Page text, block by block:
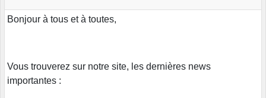
Bonjour à tous et à toutes,
Vous trouverez sur notre site, les dernières news
importantes :